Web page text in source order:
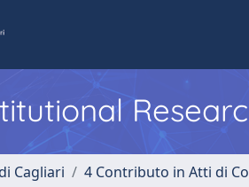
Cagliari 4 Contributo in Atti di